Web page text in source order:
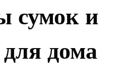
сумок и
дома